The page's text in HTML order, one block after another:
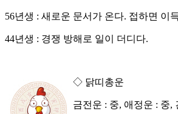
56년생 : 새로운 문서가 온다. 접하면 이
44년생 : 경쟁 방해로 일이 더디다.
◇ 닭띠총운
금전운 : 중, 애정운 : 중,